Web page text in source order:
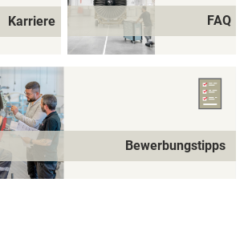
Karriere FAQ
Bewerbungstipps